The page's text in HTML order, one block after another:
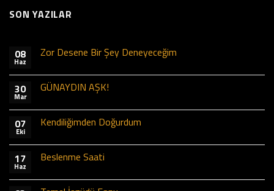
SON YAZILAR
08
Haz
Zor Desene Bir Şey Deneyeceğim
30
Mar
GÜNAYDIN AŞK!
07
Eki
Kendiliğimden Doğurdum
17
Haz
Beslenme Saati